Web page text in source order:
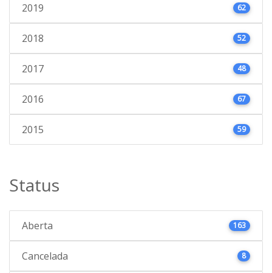
2019 62
2018 52
2017 48
2016 67
2015 59
Status
Aberta 163
Cancelada 8